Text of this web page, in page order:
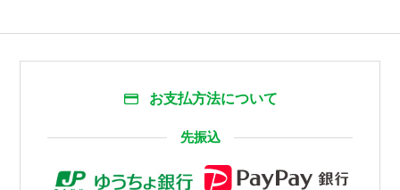
お支払方法について
先振込